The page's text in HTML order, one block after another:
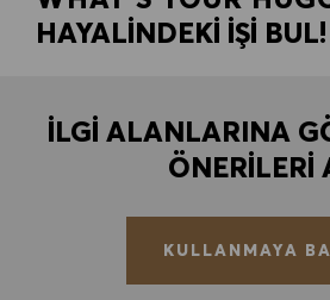
HAYALİNDEKİ İŞİ BUL!
İLGI ALANLARINA
ÖNERILERI
KULLANMAYA